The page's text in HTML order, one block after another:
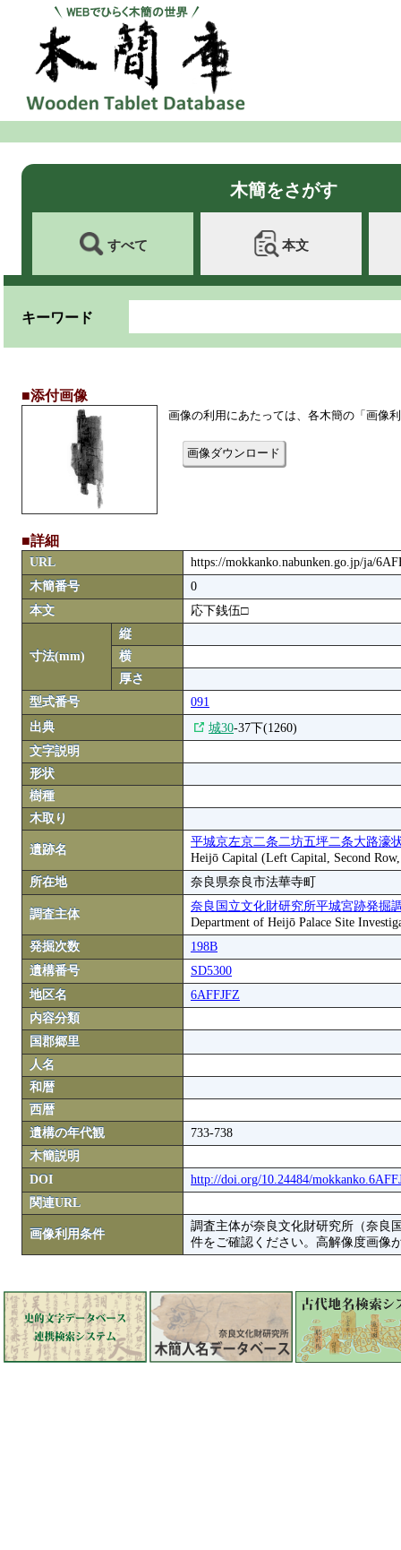
木簡をさがす
すべて 本文
キーワード
■添付画像
画像の利用にあたっては、各木簡の「画像
画像ダウンロード
■詳細
URL
https://mokkanko.nabunken.go.jp/ja/
木簡番号
0
本文
応下銭伍□
寸法(mm)
縦
横
厚さ
型式番号
091
出典
城30-37下(1260)
文字説明
形状
樹種
木取り
遺跡名
平城京左京二条二坊五坪二条大路濠
Heijō Capital (Left Capital, Second
所在地
奈良県奈良市法華寺町
調査主体
奈良国立文化財研究所平城宮跡発掘
Department of Heijō Palace Site
発掘次数
198B
遺構番号
SD5300
地区名
6AFFJFZ
内容分類
国郡郷里
人名
和暦
西暦
遺構の年代観
733-738
木簡説明
DOI
http://doi.org/10.24484/
関連URL
画像利用条件
調査主体が奈良文化財研究所（奈良
件をご確認ください。高解像度画像